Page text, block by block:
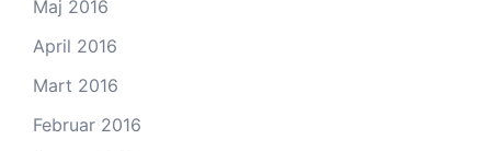
Maj 2016
April 2016
Mart 2016
Februar 2016